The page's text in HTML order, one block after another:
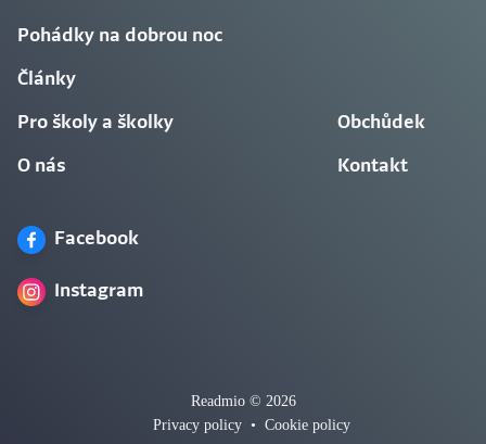
Pohádky na dobrou noc
Články
Pro školy a školky
O nás
Obchůdek
Kontakt
Facebook
Instagram
Readmio © 2026
Privacy policy • Cookie policy